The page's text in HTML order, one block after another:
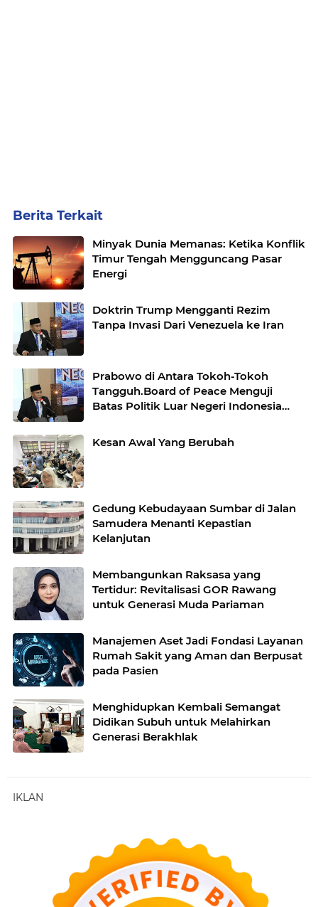
Berita Terkait
Minyak Dunia Memanas: Ketika Konflik
Timur Tengah Mengguncang Pasar
Energi
Doktrin Trump Mengganti Rezim
Tanpa Invasi Dari Venezuela ke Iran
Prabowo di Antara Tokoh-Tokoh
Tangguh.Board of Peace Menguji
Batas Politik Luar Negeri Indonesia
Kesan Awal Yang Berubah
Gedung Kebudayaan Sumbar di Jalan
Samudera Menanti Kepastian
Kelanjutan
Membangunkan Raksasa yang
Tertidur: Revitalisasi GOR Rawang
untuk Generasi Muda Pariaman
Manajemen Aset Jadi Fondasi Layanan
Rumah Sakit yang Aman dan Berpusat
pada Pasien
Menghidupkan Kembali Semangat
Didikan Subuh untuk Melahirkan
Generasi Berakhlak
IKLAN